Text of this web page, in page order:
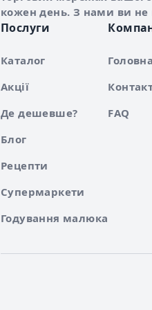
кожен день. З нами ви не
Послуги
Каталог
Акції
Де дешевше?
Блог
Рецепти
Супермаркети
Годування малюка
FAQ